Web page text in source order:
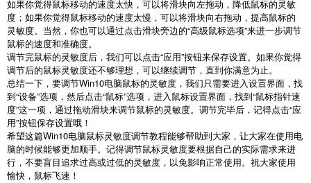
如果你觉得鼠标移动的速度太快，可以将滑块向左拖动，降低鼠标的灵敏
度；如果你觉得鼠标移动的速度太慢，可以将滑块向右拖动，提高鼠标的
灵敏度。当然，你也可以通过点击滑块旁边的“高级鼠标选项”来进一步调节
鼠标的速度和准确度。
调节完鼠标的灵敏度后，我们可以点击“应用”按钮来保存设置。如果你觉得
调节后的鼠标灵敏度还不够理想，可以继续调节，直到你满意为止。
总结一下，要调节Win10电脑鼠标的灵敏度，我们只需要进入设置界面，找
到“设备”选项，然后点击“鼠标”选项，进入鼠标设置界面，找到“鼠标指针速
度”这一项，通过拖动滑块来调节鼠标的灵敏度。调节完毕后，记得点击“应
用”按钮保存设置哦！
希望这篇Win10电脑鼠标灵敏度调节教程能够帮助到大家，让大家在使用电
脑的时候能够更加顺手。记得调节鼠标灵敏度要根据自己的实际需求来进
行，不要盲目追求过高或过低的灵敏度，以免影响正常使用。祝大家使用
愉快，鼠标飞速！